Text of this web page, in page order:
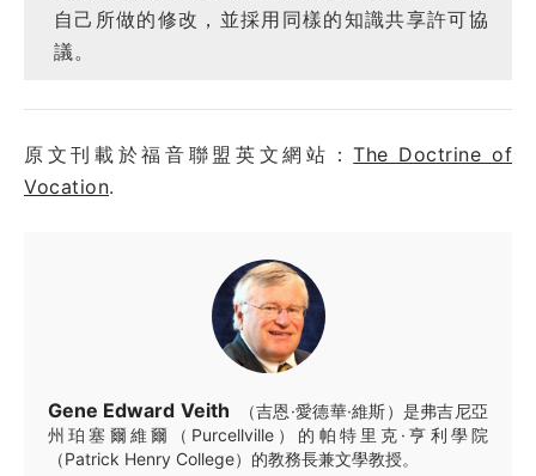
自己所做的修改，並採用同樣的知識共享許可協
議。
原文刊載於福音聯盟英文網站：The Doctrine of
Vocation.
Gene Edward Veith
（吉恩·愛德華·維斯）是弗吉尼亞
州珀塞爾維爾（Purcellville）的帕特里克·亨利學院
（Patrick Henry College）的教務長兼文學教授。